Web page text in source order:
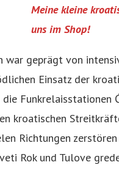
Meine kleine
uns im Shop!
war geprägt von
Einsatz der
Funkrelaisstationen
kroatischen
Richtungen
Rok und Tulove